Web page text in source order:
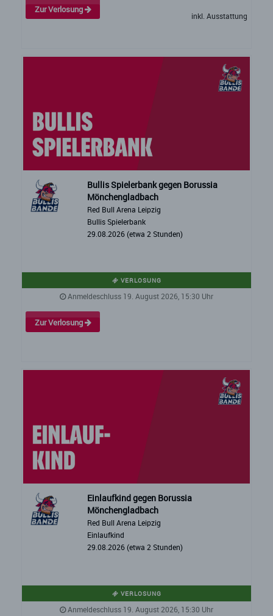
Zur Verlosung
inkl. Ausstattung
Bullis Spielerbank gegen Borussia
Mönchengladbach
Red Bull Arena Leipzig
Bullis Spielerbank
29.08.2026 (etwa 2 Stunden)
VERLOSUNG
Anmeldeschluss 19. August 2026, 15:30 Uhr
Zur Verlosung
Einlaufkind gegen Borussia
Mönchengladbach
Red Bull Arena Leipzig
Einlaufkind
29.08.2026 (etwa 2 Stunden)
VERLOSUNG
Anmeldeschluss 19. August 2026, 15:30 Uhr